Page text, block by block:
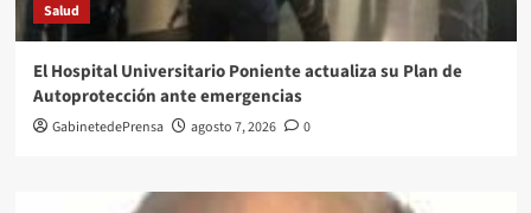
Salud
El Hospital Universitario Poniente actualiza su Plan de
Autoprotección ante emergencias
GabinetedePrensa agosto 7, 2026 0